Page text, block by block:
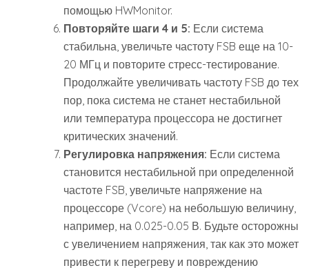
помощью HWMonitor.
Повторяйте шаги 4 и 5: Если система
стабильна, увеличьте частоту FSB еще на 10-
20 МГц и повторите стресс-тестирование.
Продолжайте увеличивать частоту FSB до тех
пор, пока система не станет нестабильной
или температура процессора не достигнет
критических значений.
Регулировка напряжения: Если система
становится нестабильной при определенной
частоте FSB, увеличьте напряжение на
процессоре (Vcore) на небольшую величину,
например, на 0.025-0.05 В. Будьте осторожны
с увеличением напряжения, так как это может
привести к перегреву и повреждению